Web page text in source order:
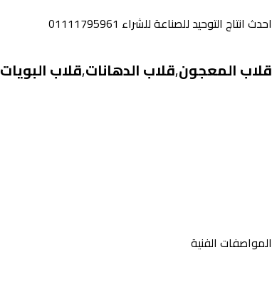
احدث انتاج التوحيد للصناعة للشراء 01111795961
قلاب المعجون,قلاب الدهانات,قلاب البويات
المواصفات الفنية